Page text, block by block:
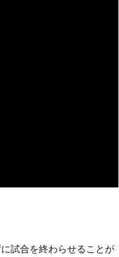
試合を終わらせることが